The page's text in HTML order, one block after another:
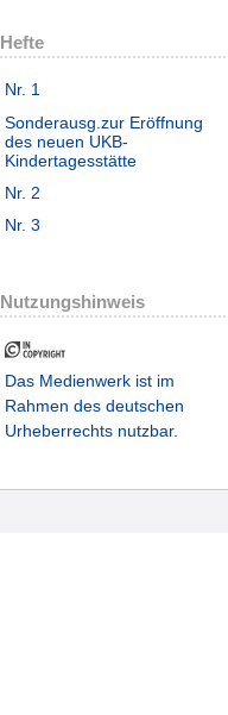
Hefte
Nr. 1
Sonderausg.zur Eröffnung
des neuen UKB-
Kindertagesstätte
Nr. 2
Nr. 3
Nutzungshinweis
Das Medienwerk ist im
Rahmen des deutschen
Urheberrechts nutzbar.